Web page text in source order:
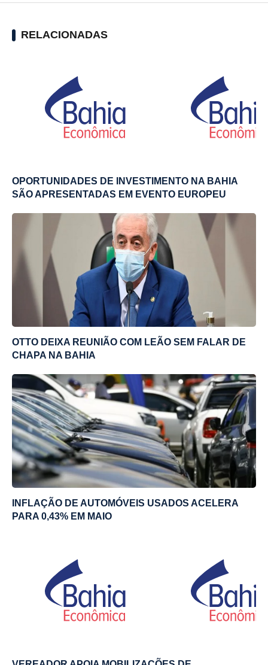
RELACIONADAS
OPORTUNIDADES DE INVESTIMENTO NA BAHIA
SÃO APRESENTADAS EM EVENTO EUROPEU
OTTO DEIXA REUNIÃO COM LEÃO SEM FALAR DE
CHAPA NA BAHIA
INFLAÇÃO DE AUTOMÓVEIS USADOS ACELERA
PARA 0,43% EM MAIO